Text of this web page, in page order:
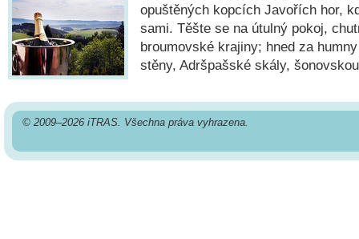
opuštěných kopcích Javořích hor,
sami. Těšte se na útulný pokoj,
broumovské krajiny; hned za
stěny, Adršpašské skály,
© 2009–2026 iTRAS. Všechna práva vyhrazena.